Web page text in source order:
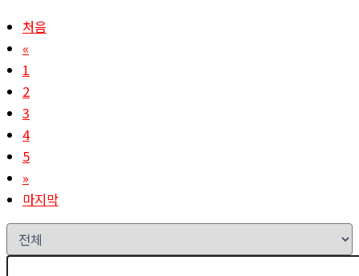
처음
«
1
2
3
4
5
»
마지막